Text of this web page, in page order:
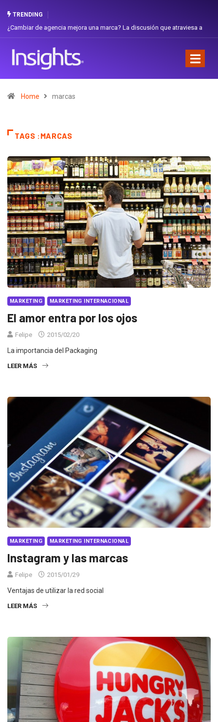
TRENDING
a
Gabriela Herrera y el arte de cambiarse el sombrero en Corporación
Home marcas
TAGS :MARCAS
MARKETING MARKETING INTERNACIONAL
El amor entra por los ojos
Felipe 2015/02/20
La importancia del Packaging
LEER MÁS
MARKETING MARKETING INTERNACIONAL
Instagram y las marcas
Felipe 2015/01/29
Ventajas de utilizar la red social
LEER MÁS